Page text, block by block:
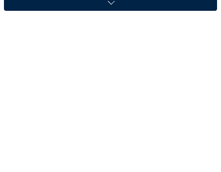
ースカツと、味噌にんにくダレで仕上げた豚焼肉を合い